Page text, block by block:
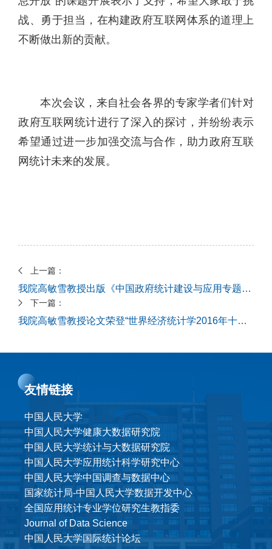
战、勇于担当，在构建政府互联网体系的道理上
不断做出新的贡献。
本次会议，来自社会各界的专家学者们针对
政府互联网统计进行了深入的探讨，并纷纷表示
希望通过进一步加强交流与合作，助力政府互联
网统计未来的发展。
上一篇：
我院高敏雪教授出版《中国政府统计建设与应用专题研究报告》
下一篇：
我院高敏雪教授论文荣登“世界经济统计学2016年十佳论文榜单”第一位
友情链接
中国人民大学
中国人民大学健康大数据研究院
中国人民大学统计与大数据研究院
中国人民大学应用统计科学研究中心
中国人民大学中国调查与数据中心
国家统计局-中国人民大学数据开发中心
全国应用统计专业学位研究生教指委
Journal of Data Science
中国人民大学国际统计论坛